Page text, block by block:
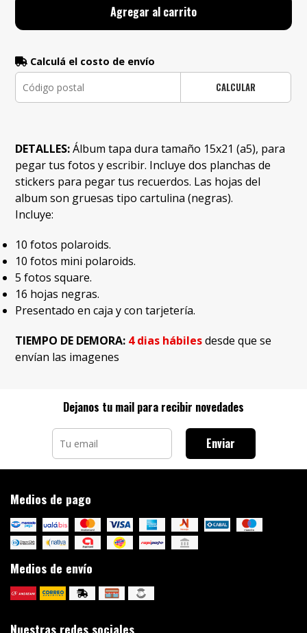
Agregar al carrito
Calculá el costo de envío
CALCULAR
DETALLES:Álbum tapa dura tamaño 15x21 (a5), para
pegar tus fotos y escribir. Incluye dos planchas de
stickers para pegar tus recuerdos. Las hojas del
album son gruesas tipo cartulina (negras).
Incluye:
10 fotos polaroids.
10 fotos mini polaroids.
5 fotos square.
16 hojas negras.
Presentado en caja y con tarjetería.
TIEMPO DE DEMORA: 4 dias hábilesdesde que se
envían las imagenes
Dejanos tu mail para recibir novedades
Enviar
Medios de pago
Medios de envío
Nuestras redes sociales